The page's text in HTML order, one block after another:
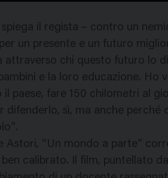
spiega il regista – contro un
un presente e un futuro
attraverso chi questo futuro lo
e la loro educazione. Ho
paese, fare 150 chilometri al
difenderlo, sì, ma anche
Astori, “Un mondo a parte”
calibrato. Il film, puntellato